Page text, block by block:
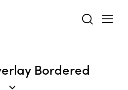
Bordered